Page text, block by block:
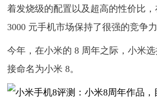
着发烧级的配置以及超高的性价比
3000 元手机市场保持了很强的竞争力
今年，在小米的 8 周年之际，小米
接命名为小米 8。